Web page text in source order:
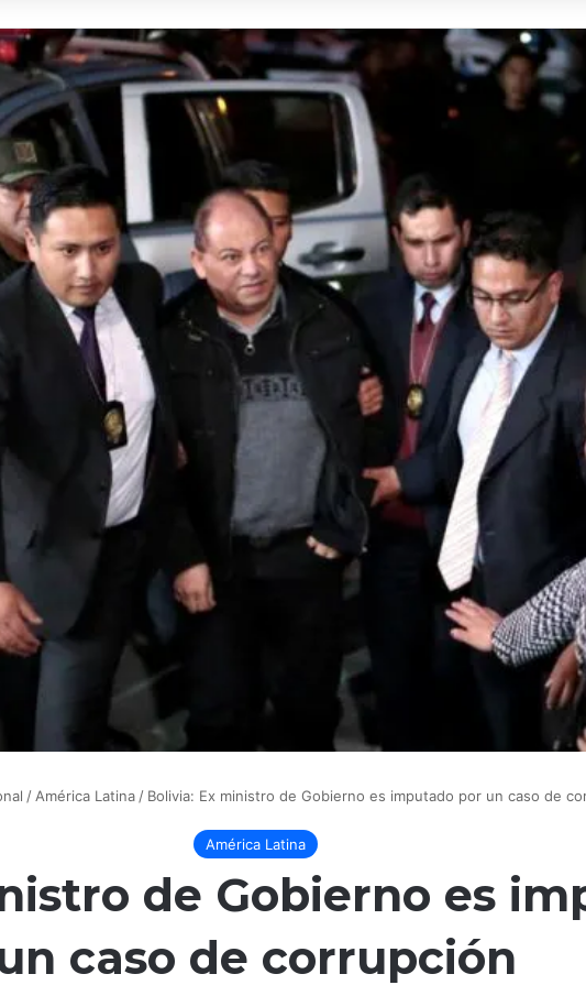
/ América Latina / Bolivia: Ex ministro de Gobierno es imputado por un caso de
América Latina
de Gobierno es
caso de corrupción